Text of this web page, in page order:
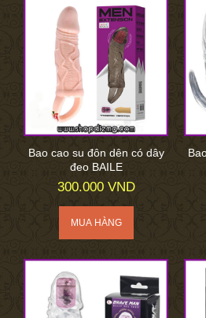
Bao cao su đôn dên có dây
đeo BAILE
300.000 VND